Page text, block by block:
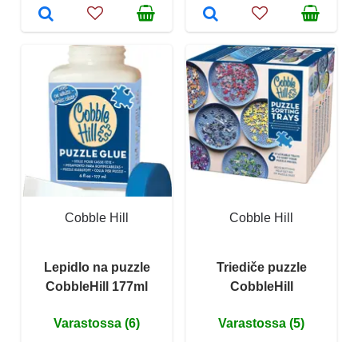
Cobble Hill
Lepidlo na puzzle
CobbleHill 177ml
Varastossa (6)
Cobble Hill
Triediče puzzle
CobbleHill
Varastossa (5)